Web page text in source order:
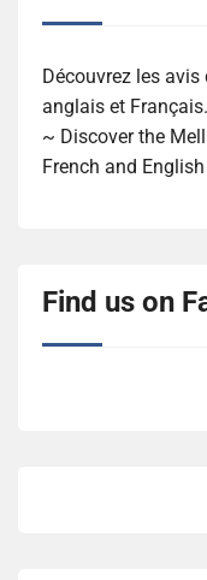
Découvrez les
anglais et Français.
~ Discover the
French and English
Find us on